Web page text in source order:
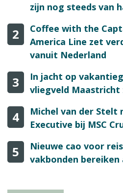
zijn nog steeds van
2
Coffee with the
America Line zet
vanuit Nederland
3
In jacht op
vliegveld Maastricht
4
Michel van der Stelt
Executive bij MSC
5
Nieuwe cao voor
vakbonden